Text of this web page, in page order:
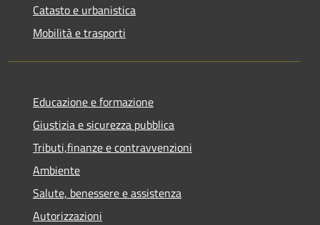
Catasto e urbanistica
Mobilità e trasporti
Educazione e formazione
Giustizia e sicurezza pubblica
Tributi,finanze e contravvenzioni
Ambiente
Salute, benessere e assistenza
Autorizzazioni